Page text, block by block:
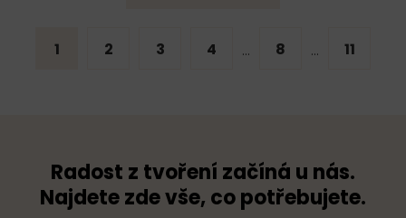
1 2 3 4 ... 8 ... 11
Radost z tvoření začíná u nás.
Najdete zde vše, co potřebujete.